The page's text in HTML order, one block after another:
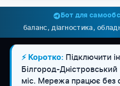
Бот для
баланс, діагностика,
⚡ Коротко: Підключити
Білгород-
міс. Мережа працює без
WESTELECOM